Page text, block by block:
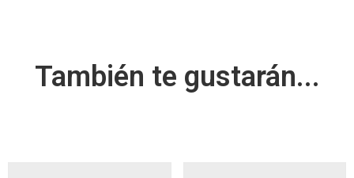
También te gustarán...